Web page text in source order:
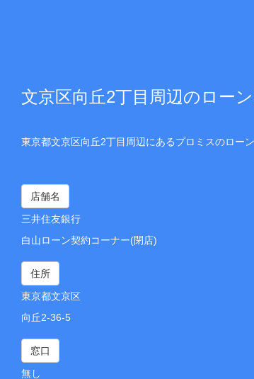
文京区向丘2丁目周辺のロー
東京都文京区向丘2丁目周辺にあるプロミスのロー
店舗名
三井住友銀行
白山ローン契約コーナー(閉店)
住所
東京都文京区
向丘2-36-5
窓口
無し